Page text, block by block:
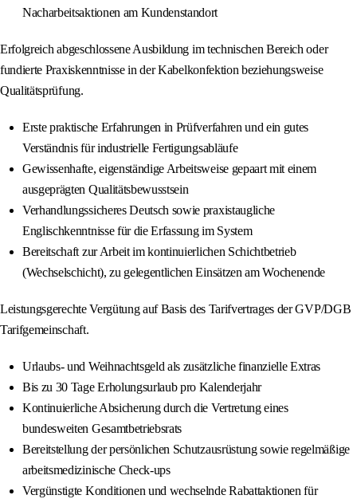
Nacharbeitsaktionen am Kundenstandort
Erfolgreich abgeschlossene Ausbildung im technischen Bereich oder
fundierte Praxiskenntnisse in der Kabelkonfektion beziehungsweise
Qualitätsprüfung.
Erste praktische Erfahrungen in Prüfverfahren und ein gutes
Verständnis für industrielle Fertigungsabläufe
Gewissenhafte, eigenständige Arbeitsweise gepaart mit einem
ausgeprägten Qualitätsbewusstsein
Verhandlungssicheres Deutsch sowie praxistaugliche
Englischkenntnisse für die Erfassung im System
Bereitschaft zur Arbeit im kontinuierlichen Schichtbetrieb
(Wechselschicht), zu gelegentlichen Einsätzen am Wochenende
Leistungsgerechte Vergütung auf Basis des Tarifvertrages der GVP/DGB
Tarifgemeinschaft.
Urlaubs- und Weihnachtsgeld als zusätzliche finanzielle Extras
Bis zu 30 Tage Erholungsurlaub pro Kalenderjahr
Kontinuierliche Absicherung durch die Vertretung eines
bundesweiten Gesamtbetriebsrats
Bereitstellung der persönlichen Schutzausrüstung sowie regelmäßige
arbeitsmedizinische Check-ups
Vergünstigte Konditionen und wechselnde Rabattaktionen für